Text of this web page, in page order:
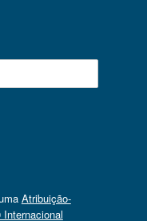
Atribuição-
Internacional